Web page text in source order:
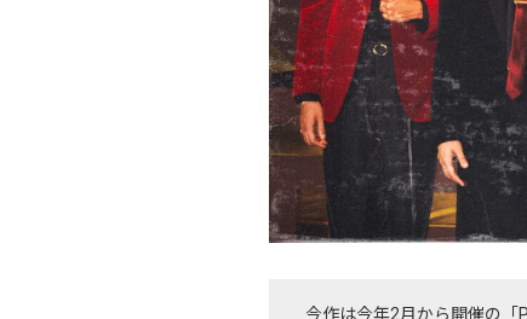
今作は今年2月から開催の「